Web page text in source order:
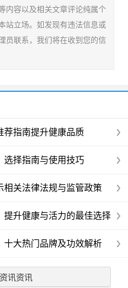
内容以及相关文章评论纯属个
站立场。如发现有违法信息或
员联系，我们将在收到您的信
荐指南提升健康品质
选择指南与使用技巧
相关法律法规与监管政策
提升健康与活力的最佳选择
十大热门品牌及功效解析
讯资讯